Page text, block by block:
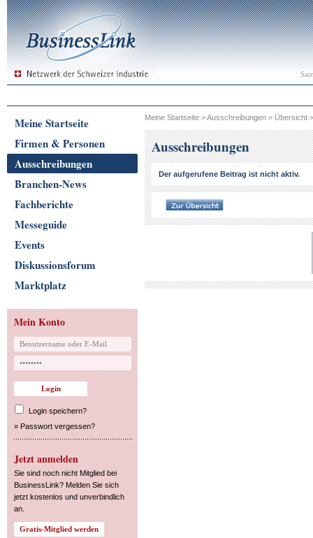
Meine Startseite
Firmen & Personen
Ausschreibungen
Branchen-News
Fachberichte
Messeguide
Events
Diskussionsforum
Marktplatz
Mein Konto
Login speichern?
» Passwort vergessen?
Jetzt anmelden
Sie sind noch nicht Mitglied bei
BusinessLink? Melden Sie sich
jetzt kostenlos und unverbindlich
an.
Meine Startseite >Ausschreibungen > Übersicht
Ausschreibungen
Der aufgerufene Beitrag ist nicht aktiv.